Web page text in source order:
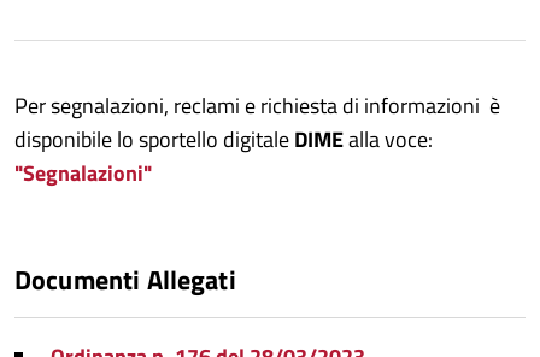
Per segnalazioni, reclami e richiesta di informazioni è
disponibile lo sportello digitaleDIMEalla voce:
"Segnalazioni"
Documenti Allegati